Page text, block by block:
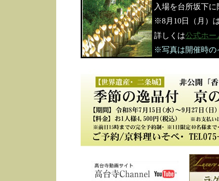
入場を台所坂下
※8月10日（月）
詳しくは公式ホー
※写真は開催時の